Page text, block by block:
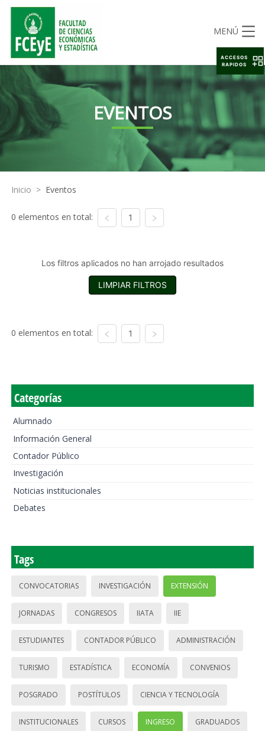
MENÚ
EVENTOS
Inicio > Eventos
0 elementos en total: 1
Los filtros aplicados no han arrojado resultados
LIMPIAR FILTROS
0 elementos en total: 1
Categorías
Alumnado
Información General
Contador Público
Investigación
Noticias institucionales
Debates
Tags
CONVOCATORIAS INVESTIGACIÓN EXTENSIÓN
JORNADAS CONGRESOS IIATA IIE
ESTUDIANTES CONTADOR PÚBLICO ADMINISTRACIÓN
TURISMO ESTADÍSTICA ECONOMÍA CONVENIOS
POSGRADO POSTÍTULOS CIENCIA Y TECNOLOGÍA
INSTITUCIONALES CURSOS INGRESO GRADUADOS
ACCESOS
RAPIDOS